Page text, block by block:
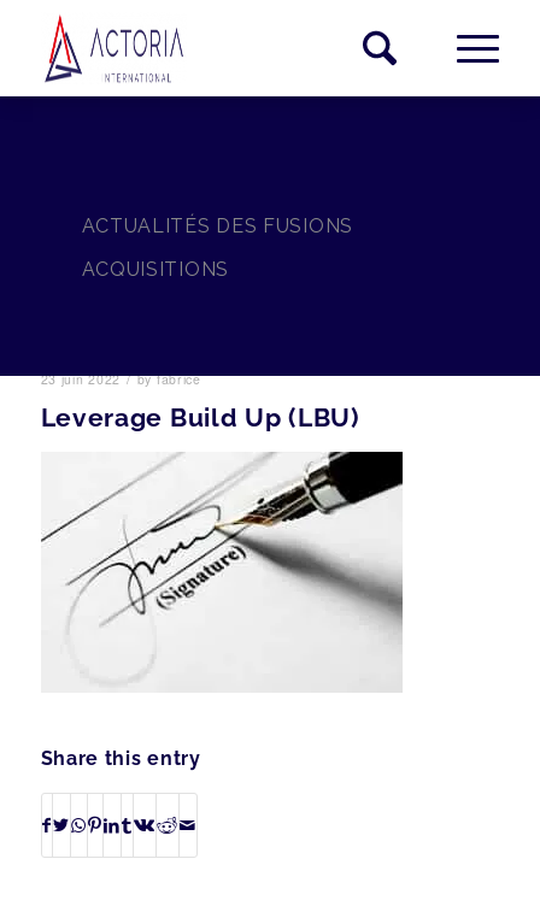
ACTUALITÉS DES FUSIONS
ACQUISITIONS
23 juin 2022 / byfabrice
Leverage Build Up (LBU)
Share this entry